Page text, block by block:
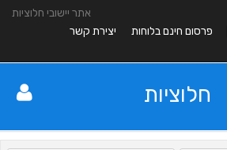
אתר יישובי חלוציות
פרסום חינם בלוחות
יצירת קשר
חלוציות